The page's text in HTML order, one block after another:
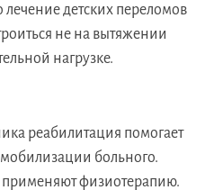
лечение детских переломов
не на вытяжении
нагрузке.
реабилитация помогает
больного.
применяют физиотерапию.